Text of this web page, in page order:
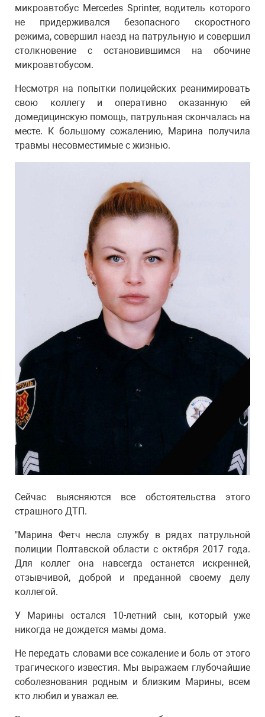
микроавтобус Mercedes Sprinter, водитель которого
не придерживался безопасного скоростного
режима, совершил наезд на патрульную и совершил
столкновение с остановившимся на обочине
микроавтобусом.
Несмотря на попытки полицейских реанимировать
свою коллегу и оперативно оказанную ей
домедицинскую помощь, патрульная скончалась на
месте. К большому сожалению, Марина получила
травмы несовместимые с жизнью.
Сейчас выясняются все обстоятельства этого
страшного ДТП.
"Марина Фетч несла службу в рядах патрульной
полиции Полтавской области с октября 2017 года.
Для коллег она навсегда останется искренней,
отзывчивой, доброй и преданной своему делу
коллегой.
У Марины остался 10-летний сын, который уже
никогда не дождется мамы дома.
Не передать словами все сожаление и боль от этого
трагического известия. Мы выражаем глубочайшие
соболезнования родным и близким Марины, всем
кто любил и уважал ее.